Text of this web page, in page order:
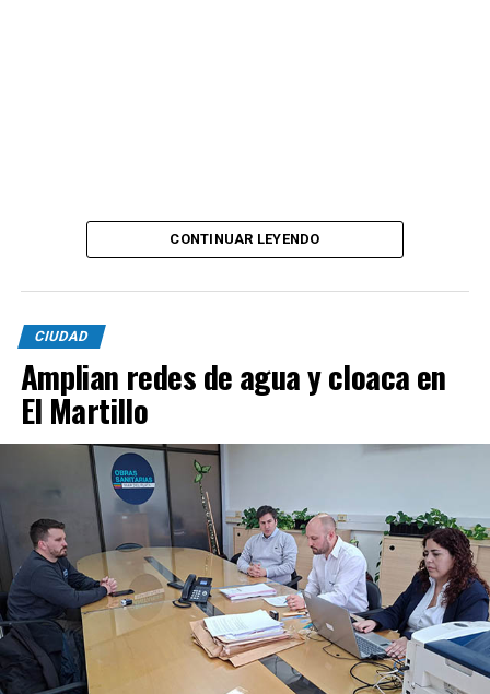
CONTINUAR LEYENDO
CIUDAD
Amplian redes de agua y cloaca en
El Martillo